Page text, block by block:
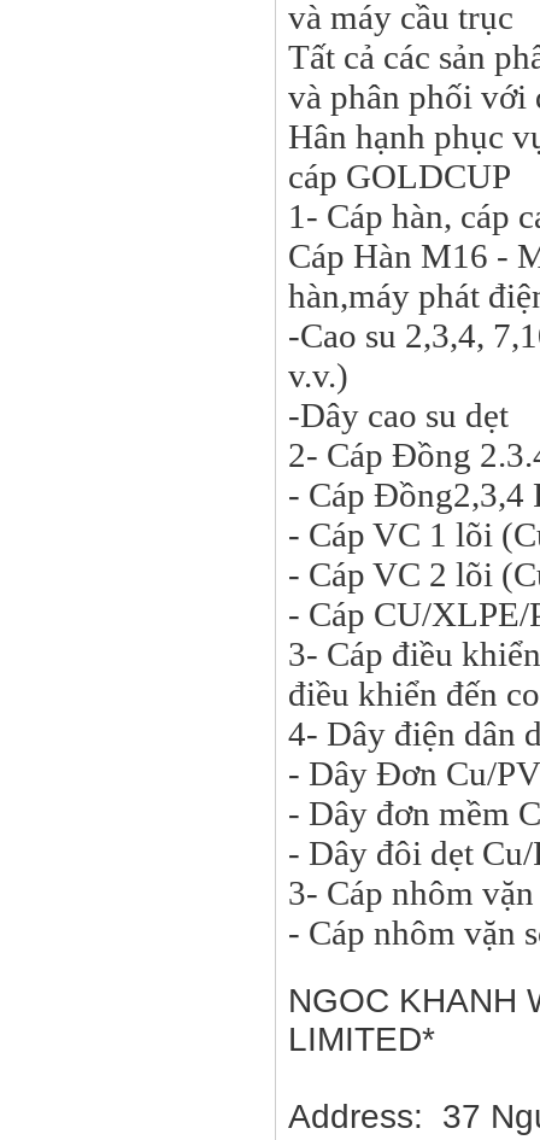
và máy cầu trục
Tất cả các sản
và phân phối với
Hân hạnh phục
cáp GOLDCUP
1- Cáp hàn, cáp
Cáp Hàn M16 -
hàn,máy phát
-Cao su 2,3,4,
v.v.)
-Dây cao su dẹt
2- Cáp Đồng
- Cáp Đồng2,3,4
- Cáp VC 1 lõi
- Cáp VC 2 lõi
- Cáp CU/XLPE/
3- Cáp điều
điều khiển đến
4- Dây điện dân
- Dây Đơn Cu/
- Dây đơn mềm
- Dây đôi dẹt
3- Cáp nhôm
- Cáp nhôm vặn
NGOC KHANH
LIMITED*
Address: 37